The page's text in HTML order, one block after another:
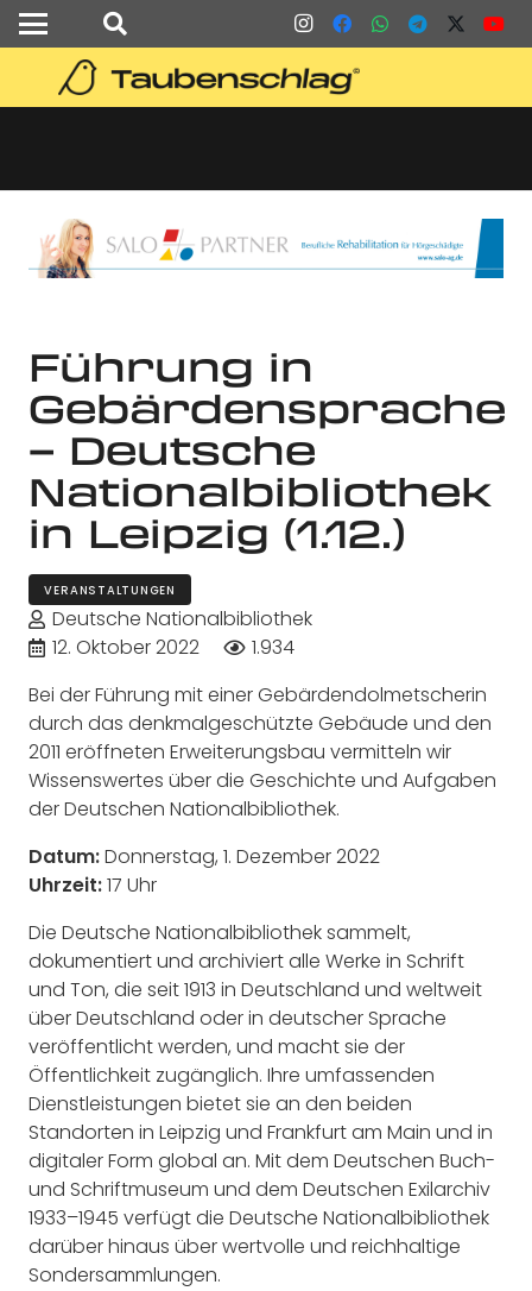
Führung in
Gebärdensprache
– Deutsche
Nationalbibliothek
in Leipzig (1.12.)
VERANSTALTUNGEN
Deutsche Nationalbibliothek
12. Oktober 2022
1.934
Bei der Führung mit einer Gebärdendolmetscherin
durch das denkmalgeschützte Gebäude und den
2011 eröffneten Erweiterungsbau vermitteln wir
Wissenswertes über die Geschichte und Aufgaben
der Deutschen Nationalbibliothek.
Datum:Donnerstag, 1. Dezember 2022
Uhrzeit:17 Uhr
Die Deutsche Nationalbibliothek sammelt,
dokumentiert und archiviert alle Werke in Schrift
und Ton, die seit 1913 in Deutschland und weltweit
über Deutschland oder in deutscher Sprache
veröffentlicht werden, und macht sie der
Öffentlichkeit zugänglich. Ihre umfassenden
Dienstleistungen bietet sie an den beiden
Standorten in Leipzig und Frankfurt am Main und in
digitaler Form global an. Mit dem Deutschen Buch-
und Schriftmuseum und dem Deutschen Exilarchiv
1933–1945 verfügt die Deutsche Nationalbibliothek
darüber hinaus über wertvolle und reichhaltige
Sondersammlungen.